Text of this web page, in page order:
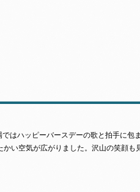
はハッピーバースデーの歌と拍手に包
い空気が広がりました。沢山の笑顔